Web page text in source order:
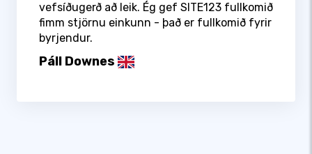
vefsíðugerð að leik. Ég gef SITE123 fullkomið
fimm stjörnu einkunn - það er fullkomið fyrir
byrjendur.
Páll Downes